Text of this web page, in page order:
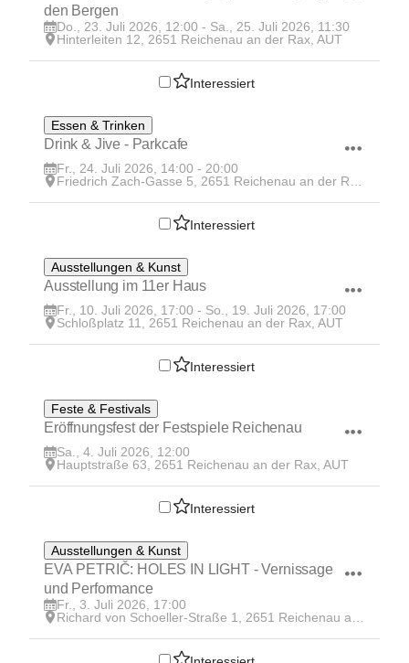
den Bergen
Do., 23. Juli 2026, 12:00 - Sa., 25. Juli 2026, 11:30
Hinterleiten 12, 2651 Reichenau an der Rax, AUT
Interessiert
24
JUL
Essen & Trinken
Drink & Jive - Parkcafe
Fr., 24. Juli 2026, 14:00 - 20:00
Interessiert
10
JUL
Ausstellungen & Kunst
Fr., 10. Juli 2026, 17:00 - So., 19. Juli 2026, 17:00
Schloßplatz 11, 2651 Reichenau an der Rax, AUT
Interessiert
4
JUL
Feste & Festivals
Eröffnungsfest der Festspiele Reichenau
Sa., 4. Juli 2026, 12:00
Hauptstraße 63, 2651 Reichenau an der Rax, AUT
Interessiert
3
JUL
Ausstellungen & Kunst
EVA PETRIČ: HOLES IN LIGHT - Vernissage
und Performance
Fr., 3. Juli 2026, 17:00